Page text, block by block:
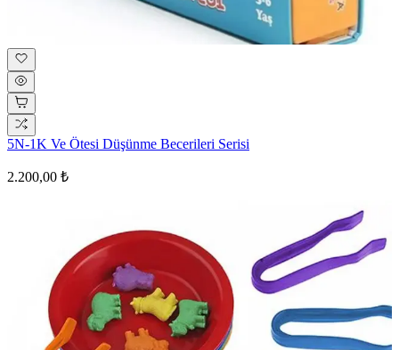
5N-1K Ve Ötesi Düşünme Becerileri Serisi
2.200,00 ₺